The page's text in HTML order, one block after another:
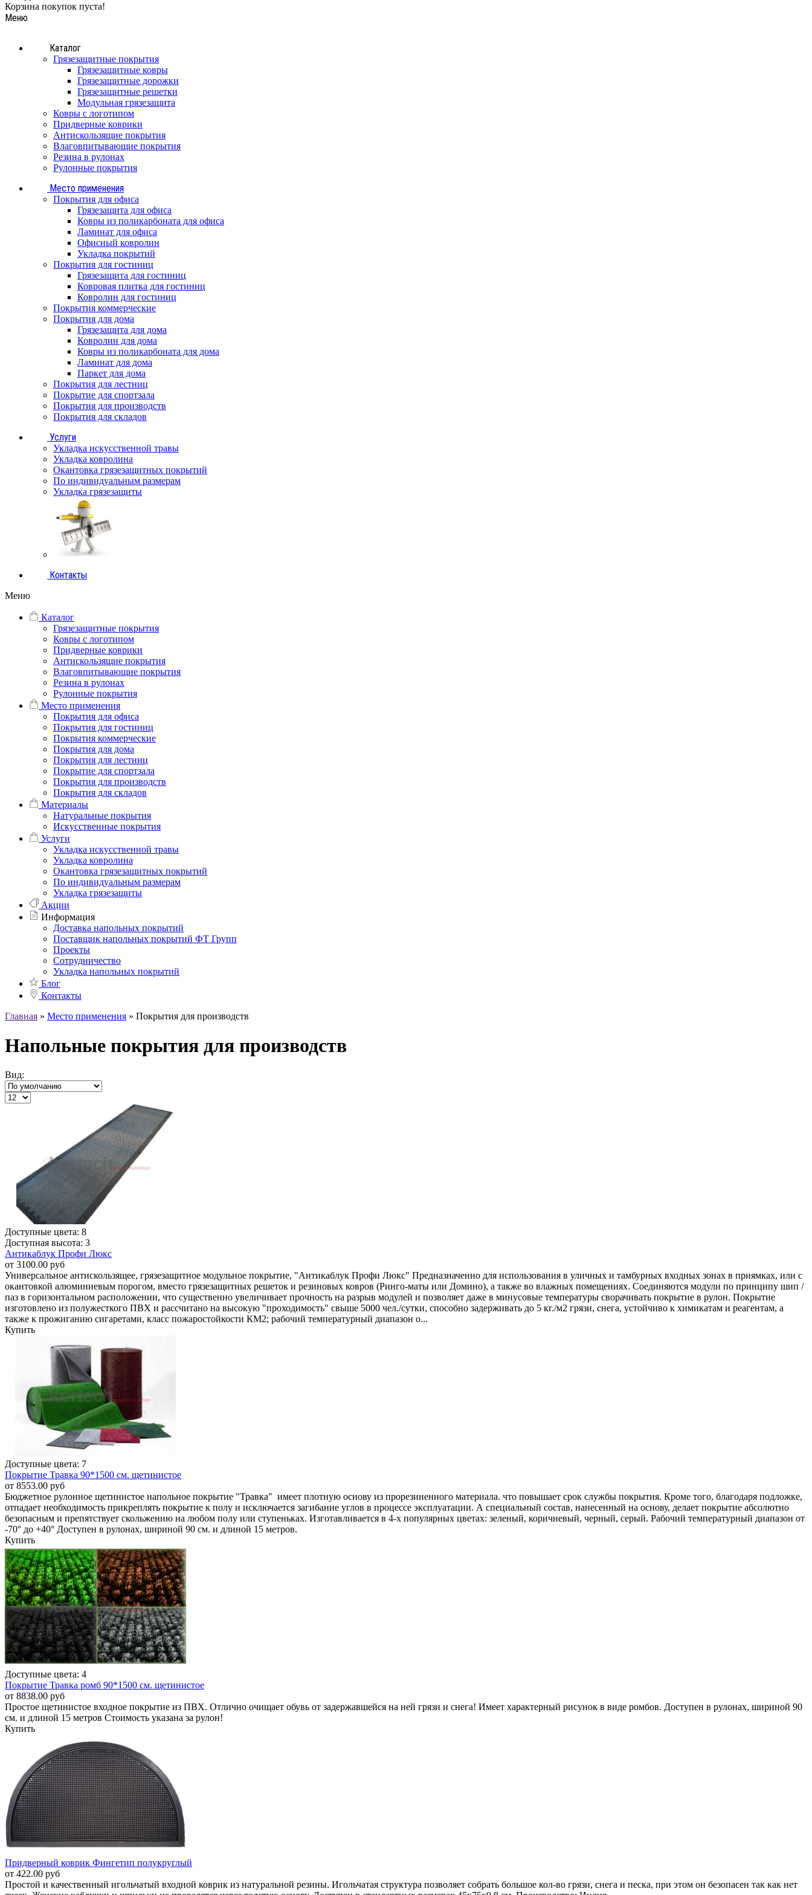
Корзина покупок пуста!
Меню
Каталог
Грязезащитные покрытия
Грязезащитные ковры
Грязезащитные дорожки
Грязезащитные решетки
Модульная грязезащита
Ковры с логотипом
Придверные коврики
Антискользящие покрытия
Влаговпитывающие покрытия
Резина в рулонах
Рулонные покрытия
Место применения
Покрытия для офиса
Грязезащита для офиса
Ковры из поликарбоната для офиса
Ламинат для офиса
Офисный ковролин
Укладка покрытий
Покрытия для гостиниц
Грязезащита для гостиниц
Ковровая плитка для гостиниц
Ковролин для гостиниц
Покрытия коммерческие
Покрытия для дома
Грязезащита для дома
Ковролин для дома
Ковры из поликарбоната для дома
Ламинат для дома
Паркет для дома
Покрытия для лестниц
Покрытие для спортзала
Покрытия для производств
Покрытия для складов
Услуги
Укладка искусственной травы
Укладка ковролина
Окантовка грязезащитных покрытий
По индивидуальным размерам
Укладка грязезащиты
Контакты
Меню
Каталог
Грязезащитные покрытия
Ковры с логотипом
Придверные коврики
Антискользящие покрытия
Влаговпитывающие покрытия
Резина в рулонах
Рулонные покрытия
Место применения
Покрытия для офиса
Покрытия для гостиниц
Покрытия коммерческие
Покрытия для дома
Покрытия для лестниц
Покрытие для спортзала
Покрытия для производств
Покрытия для складов
Материалы
Натуральные покрытия
Искусственные покрытия
Услуги
Укладка искусственной травы
Укладка ковролина
Окантовка грязезащитных покрытий
По индивидуальным размерам
Укладка грязезащиты
Акции
Информация
Доставка напольных покрытий
Поставщик напольных покрытий ФТ Групп
Проекты
Сотрудничество
Укладка напольных покрытий
Блог
Контакты
Главная » Место применения » Покрытия для производств
Напольные покрытия для производств
Вид:
Доступные цвета: 8
Доступная высота: 3
Антикаблук Профи Люкс
от 3100.00 руб
Универсальное антискользящее, грязезащитное модульное покрытие, "Антикаблук Профи Люкс" Предназначенно для использования в уличных и тамбурных входных зонах в приямках, или с
окантовкой алюминиевым порогом, вместо грязезащитных решеток и резиновых ковров (Ринго-маты или Домино), а также во влажных помещениях. Соединяются модули по принципу шип /
паз в горизонтальном расположении, что существенно увеличивает прочность на разрыв модулей и позволяет даже в минусовые температуры сворачивать покрытие в рулон. Покрытие
изготовлено из полужесткого ПВХ и рассчитано на высокую "проходимость" свыше 5000 чел./сутки, способно задерживать до 5 кг./м2 грязи, снега, устойчиво к химикатам и реагентам, а
также к прожиганию сигаретами, класс пожаростойкости КМ2; рабочий температурный диапазон о...
Купить
Доступные цвета: 7
Покрытие Травка 90*1500 см. щетинистое
от 8553.00 руб
Бюджетное рулонное щетинистое напольное покрытие "Травка" имеет плотную основу из прорезиненного материала. что повышает срок службы покрытия. Кроме того, благодаря подложке,
отпадает необходимость прикреплять покрытие к полу и исключается загибание углов в процессе эксплуатации. А специальный состав, нанесенный на основу, делает покрытие абсолютно
безопасным и препятствует скольжению на любом полу или ступеньках. Изготавливается в 4-х популярных цветах: зеленый, коричневый, черный, серый. Рабочий температурный диапазон от
-70° до +40° Доступен в рулонах, шириной 90 см. и длиной 15 метров.
Купить
Доступные цвета: 4
Покрытие Травка ромб 90*1500 см. щетинистое
от 8838.00 руб
Простое щетинистое входное покрытие из ПВХ. Отлично очищает обувь от задержавшейся на ней грязи и снега! Имеет характерный рисунок в виде ромбов. Доступен в рулонах, шириной 90
см. и длиной 15 метров Стоимость указана за рулон!
Купить
Придверный коврик Фингетип полукруглый
от 422.00 руб
Простой и качественный игольчатый входной коврик из натуральной резины. Игольчатая структура позволяет собрать большое кол-во грязи, снега и песка, при этом он безопасен так как нет